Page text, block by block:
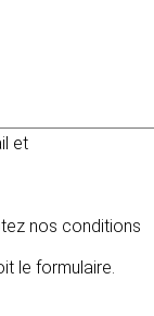
et
nos conditions
le formulaire.